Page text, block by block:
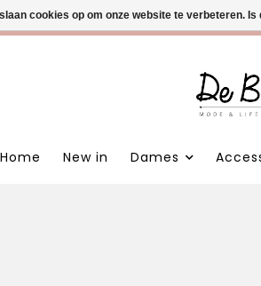
nieuwe items • Gratis
Home New in Dames
cookies op om onze website te verbeteren. Is